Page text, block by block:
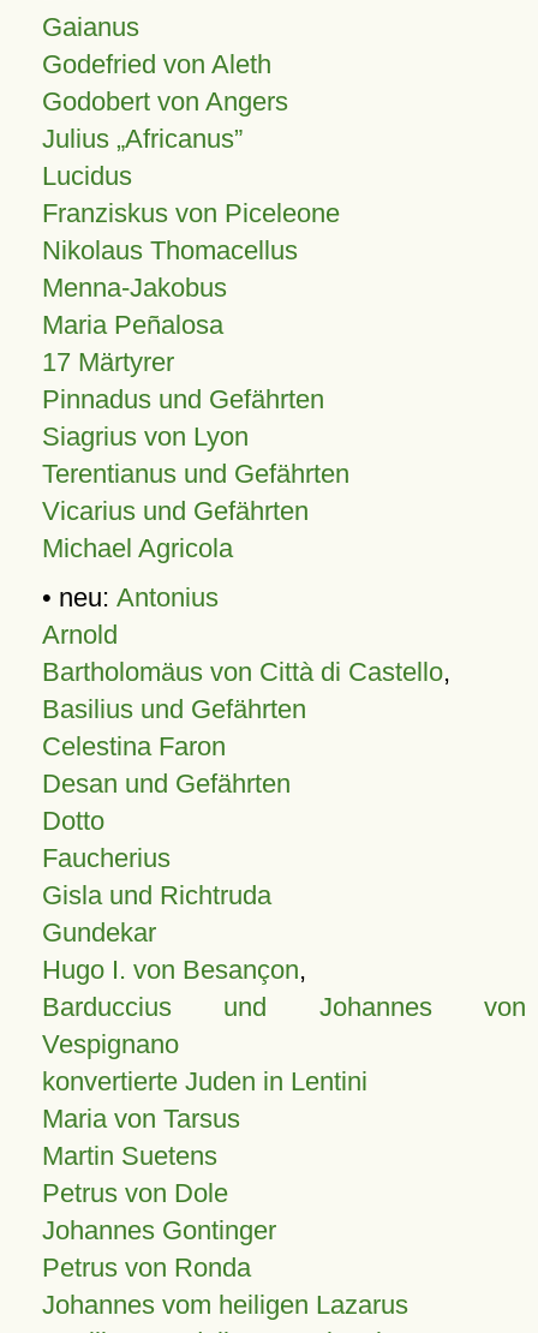
Gaianus
Godefried von Aleth
Godobert von Angers
Julius Africanus
Lucidus
Franziskus von Piceleone
Nikolaus Thomacellus
Menna-Jakobus
Maria Peñalosa
17 Märtyrer
Pinnadus und Gefährten
Siagrius von Lyon
Terentianus und Gefährten
Vicarius und Gefährten
Michael Agricola
• neu: Antonius
Arnold
Bartholomäus von Città di Castello,
Basilius und Gefährten
Celestina Faron
Desan und Gefährten
Dotto
Faucherius
Gisla und Richtruda
Gundekar
Hugo I. von Besançon,
Barduccius und Johannes von
Vespignano
konvertierte Juden in Lentini
Maria von Tarsus
Martin Suetens
Petrus von Dole
Johannes Gontinger
Petrus von Ronda
Johannes vom heiligen Lazarus